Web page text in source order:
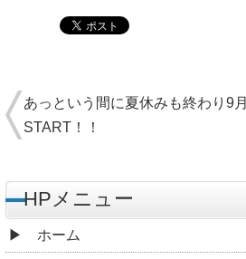
あっという間に夏休みも終わり9月
START！！
HPメニュー
ホーム